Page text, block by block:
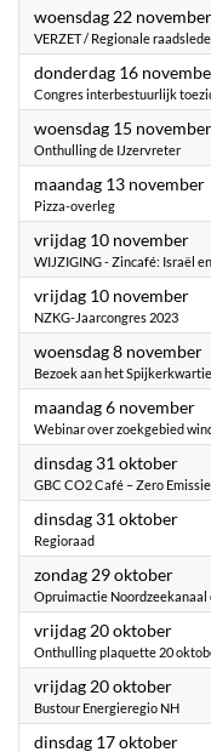
woensdag 22 november
VERZET / Regionale
donderdag 16
Congres interbestuurlijk
woensdag 15 november
Onthulling de IJzervreter
maandag 13 november
Pizza-overleg
vrijdag 10 november
WIJZIGING - Zincafé: Israël
vrijdag 10 november
NZKG-Jaarcongres 2023
woensdag 8 november
Bezoek aan het
maandag 6 november
Webinar over zoekgebied
dinsdag 31 oktober2023
GBC CO2 Café – Zero
dinsdag 31 oktober2023
Regioraad
zondag 29 oktober2023
Opruimactie Noordzeekanaal
vrijdag 20 oktober2023
Onthulling plaquette 20
vrijdag 20 oktober2023
Bustour Energieregio NH
dinsdag 17 oktober2023